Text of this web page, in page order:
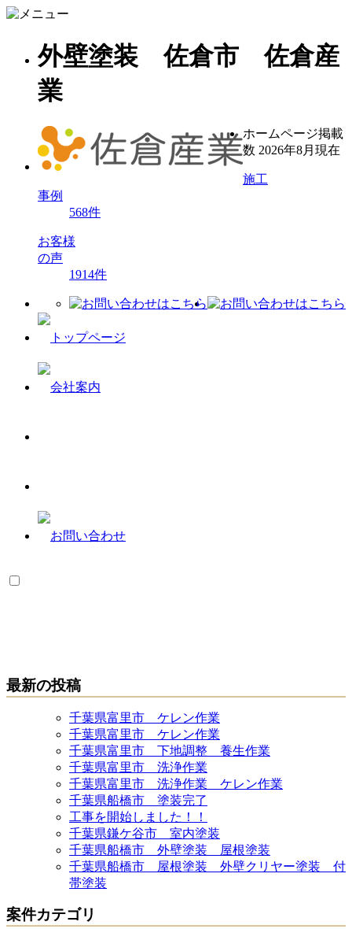
外壁塗装 佐倉市 佐倉産
業
ホームページ掲載
数 2026年8月現在
施工
事例
568件
お客様
の声
1914件
最新の投稿
千葉県富里市 ケレン作業
千葉県富里市 ケレン作業
千葉県富里市 下地調整 養生作業
千葉県富里市 洗浄作業
千葉県富里市 洗浄作業 ケレン作業
千葉県船橋市 塗装完了
工事を開始しました！！
千葉県鎌ケ谷市 室内塗装
千葉県船橋市 外壁塗装 屋根塗装
千葉県船橋市 屋根塗装 外壁クリヤー塗装 付
帯塗装
案件カテゴリ